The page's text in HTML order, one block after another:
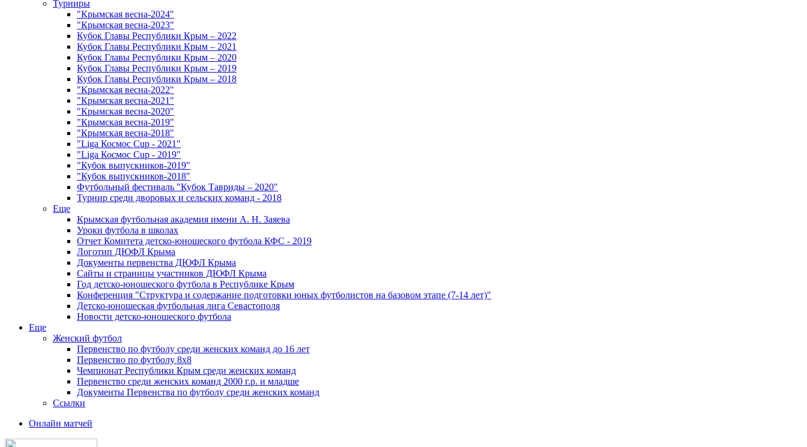
Турниры
"Крымская весна-2024"
"Крымская весна-2023"
Кубок Главы Республики Крым – 2022
Кубок Главы Республики Крым – 2021
Кубок Главы Республики Крым – 2020
Кубок Главы Республики Крым – 2019
Кубок Главы Республики Крым – 2018
"Крымская весна-2022"
"Крымская весна-2021"
"Крымская весна-2020"
"Крымская весна-2019"
"Крымская весна-2018"
"Liga Космос Cup - 2021"
"Liga Космос Cup - 2019"
"Кубок выпускников-2019"
"Кубок выпускников-2018"
Футбольный фестиваль "Кубок Тавриды – 2020"
Турнир среди дворовых и сельских команд - 2018
Еще
Крымская футбольная академия имени А. Н. Заяева
Уроки футбола в школах
Отчет Комитета детско-юношеского футбола КФС - 2019
Логотип ДЮФЛ Крыма
Документы первенства ДЮФЛ Крыма
Сайты и страницы участников ДЮФЛ Крыма
Год детско-юношеского футбола в Республике Крым
Конференция "Структура и содержание подготовки юных футболистов на базовом этапе (7-14 лет)"
Детско-юношеская футбольная лига Севастополя
Новости детско-юношеского футбола
Еще
Женский футбол
Первенство по футболу среди женских команд до 16 лет
Первенство по футболу 8х8
Чемпионат Республики Крым среди женских команд
Первенство среди женских команд 2000 г.р. и младше
Документы Первенства по футболу среди женских команд
Ссылки
Онлайн матчей